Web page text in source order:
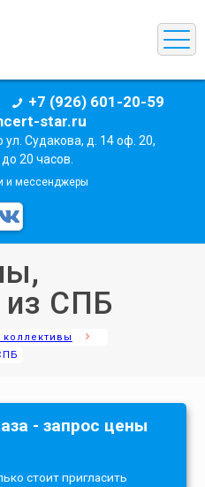
+7 (926) 601-20-59
star.ru
Судакова, д. 14 оф. 20,
20 часов.
и мессенджеры
СПБ
- запрос цены
стоит пригласить